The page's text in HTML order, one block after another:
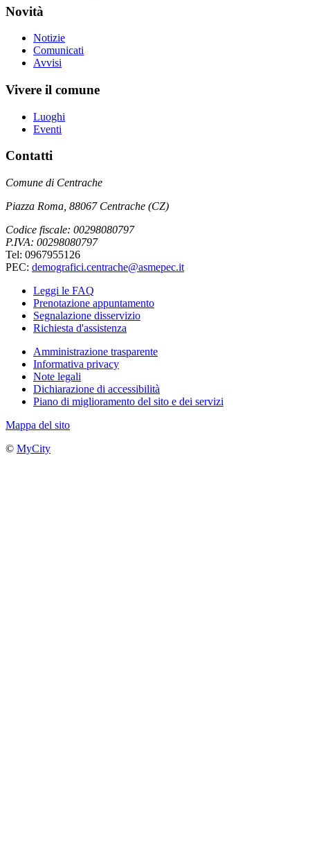
Novità
Notizie
Comunicati
Avvisi
Vivere il comune
Luoghi
Eventi
Contatti
Comune di Centrache
Piazza Roma, 88067 Centrache (CZ)
Codice fiscale: 00298080797
P.IVA: 00298080797
Tel: 0967955126
PEC: demografici.centrache@asmepec.it
Leggi le FAQ
Prenotazione appuntamento
Segnalazione disservizio
Richiesta d'assistenza
Amministrazione trasparente
Informativa privacy
Note legali
Dichiarazione di accessibilità
Piano di miglioramento del sito e dei servizi
Mappa del sito
© MyCity